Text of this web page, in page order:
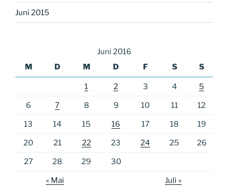
Juni 2015
Juni 2016
M
D M D F S S
1 2 3 4 5
6 7 8 9 10 11 12
13 14 15 16 17 18 19
20 21 22 23 24 25 26
27 28 29 30
« Mai Juli »